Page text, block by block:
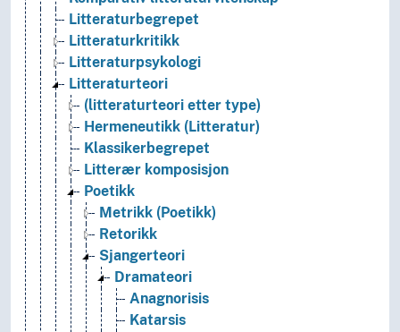
Litteraturbegrepet
Litteraturkritikk
Litteraturpsykologi
Litteraturteori
(litteraturteori etter type)
Hermeneutikk (Litteratur)
Klassikerbegrepet
Litterær komposisjon
Poetikk
Metrikk (Poetikk)
Retorikk
Sjangerteori
Dramateori
Anagnorisis
Katarsis